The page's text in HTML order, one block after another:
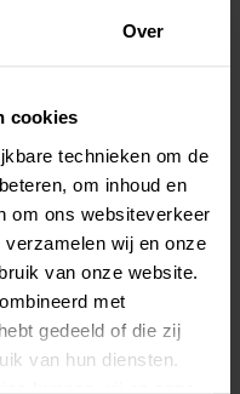
Over
cookies
technieken om de
om inhoud en
om ons websiteverkeer
wij en onze
van onze website.
met
gedeeld of die zij
van hun diensten.
overgang,
keuze is.
van laadpalen in veel
Greenwheels-
en bij
laadpaal bij. Niet
dit moment
geschikte plekken